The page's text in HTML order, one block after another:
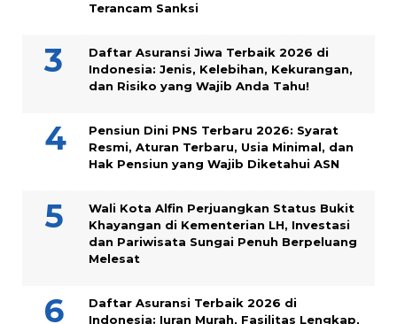
Terancam Sanksi
Daftar Asuransi Jiwa Terbaik 2026 di
Indonesia: Jenis, Kelebihan, Kekurangan,
dan Risiko yang Wajib Anda Tahu!
Pensiun Dini PNS Terbaru 2026: Syarat
Resmi, Aturan Terbaru, Usia Minimal, dan
Hak Pensiun yang Wajib Diketahui ASN
Wali Kota Alfin Perjuangkan Status Bukit
Khayangan di Kementerian LH, Investasi
dan Pariwisata Sungai Penuh Berpeluang
Melesat
Daftar Asuransi Terbaik 2026 di
Indonesia: Iuran Murah, Fasilitas Lengkap,